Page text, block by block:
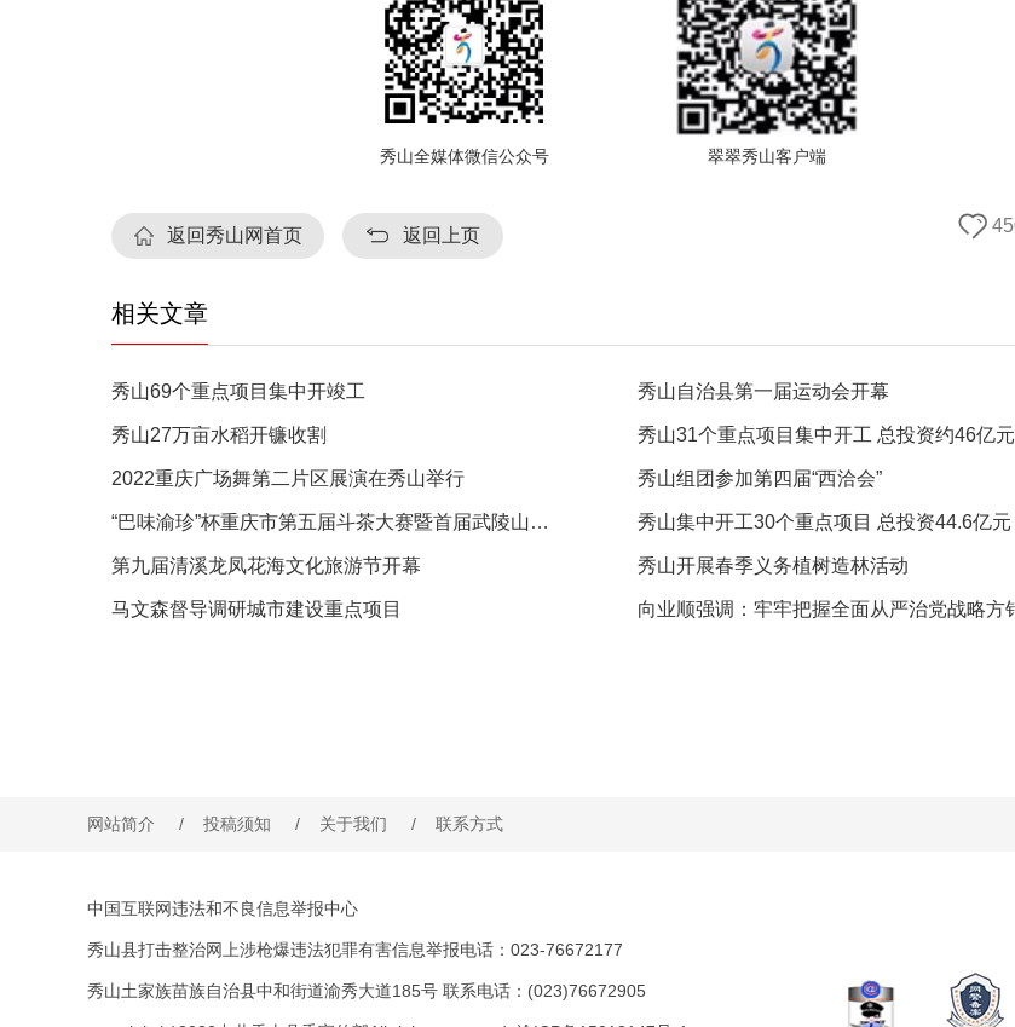
秀山全媒体微信公众号 翠翠秀山客户端
返回秀山网首页 返回上页
相关文章
秀山69个重点项目集中开竣工 秀山自治县第一届运动会开幕
秀山27万亩水稻开镰收割 秀山31个重点项目集中开工 总投资约46亿元
2022重庆广场舞第二片区展演在秀山举行 秀山组团参加第四届“西洽会”
“巴味渝珍”杯重庆市第五届斗茶大赛暨首届武陵山茶文化节举行 秀山集中开工30个重点项目 总投资44.6亿元
第九届清溪龙凤花海文化旅游节开幕 秀山开展春季义务植树造林活动
马文森督导调研城市建设重点项目
网站简介 / 投稿须知 / 关于我们 / 联系方式
中国互联网违法和不良信息举报中心
秀山县打击整治网上涉枪爆违法犯罪有害信息举报电话：023-76672177
秀山土家族苗族自治县中和街道渝秀大道185号 联系电话：(023)76672905